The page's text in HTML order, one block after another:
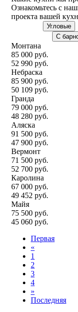
Ознакомьтесь с
проекта вашей
Угловые
С
Монтана
85 000 руб.
52 990 руб.
Небраска
85 900 руб.
50 109 руб.
Гранда
79 000 руб.
48 280 руб.
Аляска
91 500 руб.
47 900 руб.
Вермонт
71 500 руб.
52 700 руб.
Каролина
67 000 руб.
49 452 руб.
Майя
75 500 руб.
45 060 руб.
Первая
«
1
2
3
4
»
Последняя